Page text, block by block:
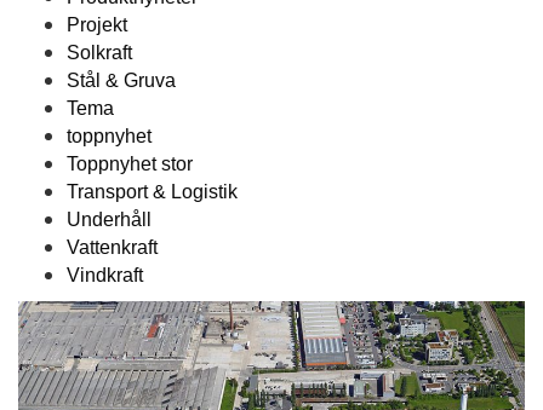
Projekt
Solkraft
Stål & Gruva
Tema
toppnyhet
Toppnyhet stor
Transport & Logistik
Underhåll
Vattenkraft
Vindkraft